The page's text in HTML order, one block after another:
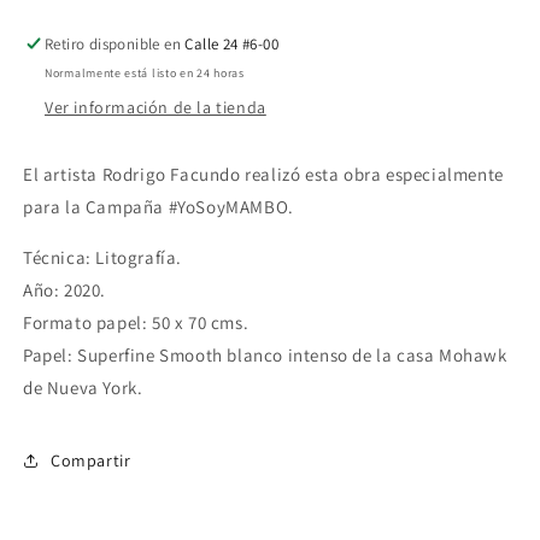
Retiro disponible enCalle 24 #6-00
Normalmente está listo en 24 horas
Ver información de la tienda
El artista Rodrigo Facundo realizó esta obra especialmente
para la Campaña #YoSoyMAMBO.
Técnica: Litografía.
Año: 2020.
Formato papel: 50 x 70 cms.
Papel: Superfine Smooth blanco intenso de la casa Mohawk
de Nueva York.
Compartir